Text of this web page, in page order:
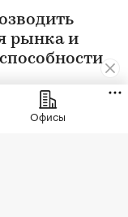
рынка и
Офисы